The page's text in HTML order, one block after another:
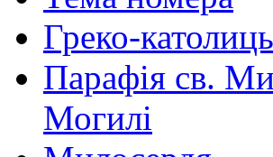
Греко-
Парафія св.
Могилі